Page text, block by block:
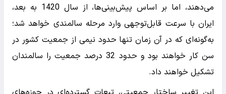
می‌دهند، اما بر اساس پیش‌بینی‌ها، از سال 1420 به بعد،
ایران با سرعت قابل‌توجهی وارد مرحله سالمندی خواهد شد؛
به‌گونه‌ای که در آن زمان تنها حدود نیمی از جمعیت کشور در
سن کار خواهند بود و حدود 32 درصد جمعیت را سالمندان
تشکیل خواهند داد.